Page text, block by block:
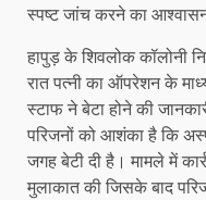
स्पष्ट जांच करने का
हापुड़ के शिवलोक कॉलोनी
रात पत्नी का ऑपरेशन के
स्टाफ ने बेटा होने की
परिजनों को आशंका है कि
जगह बेटी दी है। मामले में
मुलाकात की जिसके बाद